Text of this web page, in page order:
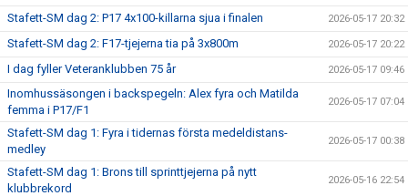
Stafett-SM dag 2: P17 4x100-killarna sjua i finalen 2026-05-17 20:32
Stafett-SM dag 2: F17-tjejerna tia på 3x800m 2026-05-17 20:22
I dag fyller Veteranklubben 75 år 2026-05-17 09:46
Inomhussäsongen i backspegeln: Alex fyra och Matilda
femma i P17/F1
2026-05-17 07:04
Stafett-SM dag 1: Fyra i tidernas första medeldistans-
medley
2026-05-17 00:38
Stafett-SM dag 1: Brons till sprinttjejerna på nytt
klubbrekord
2026-05-16 22:54